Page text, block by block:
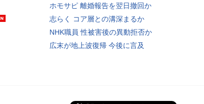
ホモサピ 離婚報告を翌日撤回か
志らく コア層との溝深まるか
NHK職員 性被害後の異動拒否か
広末が地上波復帰 今後に言及